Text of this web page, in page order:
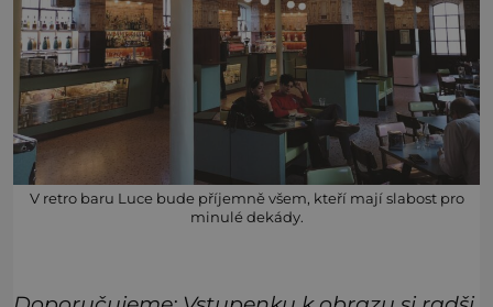
V retro baru Luce bude příjemně všem, kteří mají slabost pro
minulé dekády.